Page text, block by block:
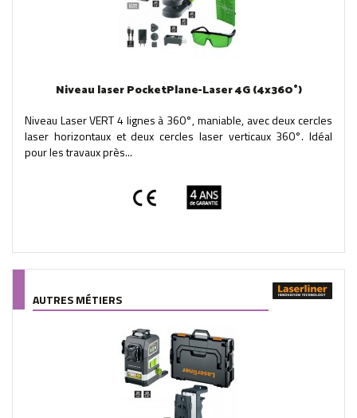
Niveau laser PocketPlane-Laser 4G (4x360°)
Niveau Laser VERT 4 lignes à 360°, maniable, avec deux cercles
laser horizontaux et deux cercles laser verticaux 360°. Idéal
pour les travaux près...
AUTRES MÉTIERS